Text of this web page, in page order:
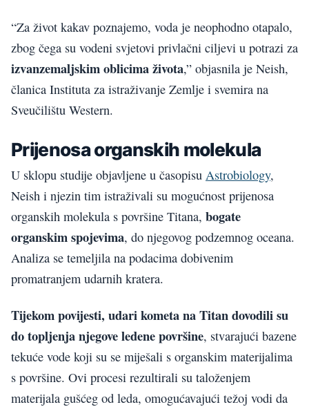
“Za život kakav poznajemo, voda je neophodno otapalo,
zbog čega su vodeni svjetovi privlačni ciljevi u potrazi za
izvanzemaljskim oblicima života,” objasnila je Neish,
članica Instituta za istraživanje Zemlje i svemira na
Sveučilištu Western.
Prijenosa organskih molekula
U sklopu studije objavljene u časopisu Astrobiology,
Neish i njezin tim istraživali su mogućnost prijenosa
organskih molekula s površine Titana, bogate
organskim spojevima, do njegovog podzemnog oceana.
Analiza se temeljila na podacima dobivenim
promatranjem udarnih kratera.
Tijekom povijesti, udari kometa na Titan dovodili su
do topljenja njegove ledene površine, stvarajući bazene
tekuće vode koji su se miješali s organskim materijalima
s površine. Ovi procesi rezultirali su taloženjem
materijala gušćeg od leda, omogućavajući težoj vodi da